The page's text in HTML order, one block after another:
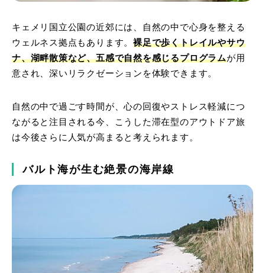
キェメリ国立公園の近郊には、自然の中で心身を整える
ウェルネス拠点もあります。裸足で歩くトレイルやサウ
ナ、湖畔散策など、五感で自然を感じるプログラムが用
意され、深いリラクゼーションを体験できます。
自然の中で過ごす時間が、心の回復やストレス軽減につ
ながると注目される今、こうした滞在型のアウトドア旅
は今後さらに人気が高まると考えられます。
バルト海が生む絶景の海岸線